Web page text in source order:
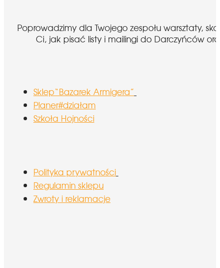
Poprowadzimy dla Twojego zespołu warsztaty,
Ci, jak pisać listy i mailingi do Darczyńców
Sklep“Bazarek Armigera”
Planer#działam
Szkoła Hojności
Polityka prywatności
Regulamin sklepu
Zwroty i reklamacje